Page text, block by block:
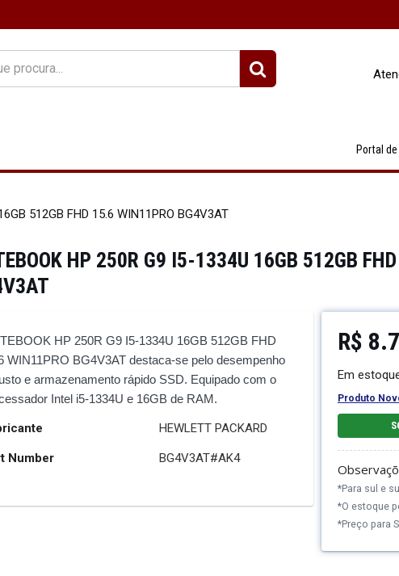
Portal
512GB FHD 15.6 WIN11PRO BG4V3AT
HP 250R G9 I5-1334U 16GB 512GB
HP 250R G9 I5-1334U 16GB 512GB FHD
WIN11PRO BG4V3AT destaca-se pelo desempenho
e armazenamento rápido SSD. Equipado com o
Intel i5-1334U e 16GB de RAM.
HEWLETT PACKARD
Number BG4V3AT#AK4
R$
Em
Produto
*Para sul e
*O estoque
*Preço para